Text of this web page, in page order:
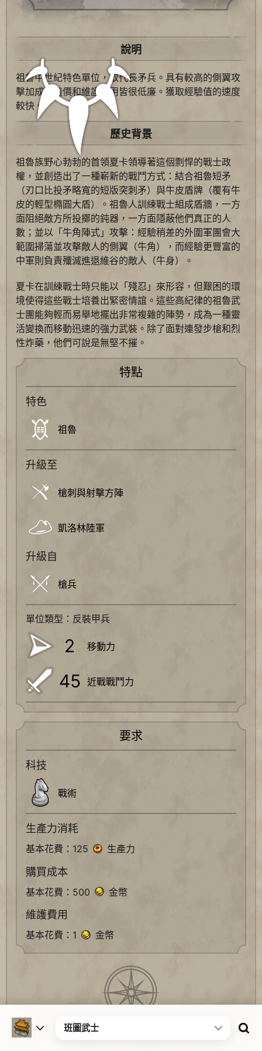
說明
祖魯中世紀特色單位，取代長矛兵。具有較高的側翼攻
擊加成，造價和維護費用皆很低廉。獲取經驗值的速度
較快。
歷史背景
祖魯族野心勃勃的首領夏卡領導著這個剽悍的戰士政
權，並創造出了一種嶄新的戰鬥方式：結合祖魯短矛
（刃口比投矛略寬的短版突刺矛）與牛皮盾牌（覆有牛
皮的輕型橢圓大盾）。祖魯人訓練戰士組成盾牆，一方
面阻絕敵方所投擲的鈍器，一方面隱蔽他們真正的人
數；並以「牛角陣式」攻擊：經驗稍差的外圍軍團會大
範圍掃蕩並攻擊敵人的側翼（牛角），而經驗更豐富的
中軍則負責殲滅進退維谷的敵人（牛身）。
夏卡在訓練戰士時只能以「殘忍」來形容，但艱困的環
境使得這些戰士培養出緊密情誼。這些高紀律的祖魯武
士團能夠輕而易舉地擺出非常複雜的陣勢，成為一種靈
活變換而移動迅速的強力武裝。除了面對連發步槍和烈
性炸藥，他們可說是無堅不摧。
特點
特色
祖魯
升級至
槍刺與射擊方陣
凱洛林陸軍
升級自
槍兵
單位類型：反裝甲兵
2 移動力
45 近戰戰鬥力
要求
科技
戰術
生產力消耗
基本花費：125 生產力
購買成本
基本花費：500 金幣
維護費用
基本花費：1 金幣
班圖武士